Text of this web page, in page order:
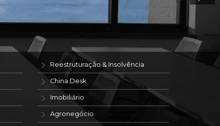
Reestruturação & Insolvência
China Desk
Imobiliário
Agronegócio